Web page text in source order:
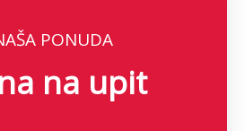
PONUDA
na upit